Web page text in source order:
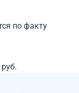
по факту